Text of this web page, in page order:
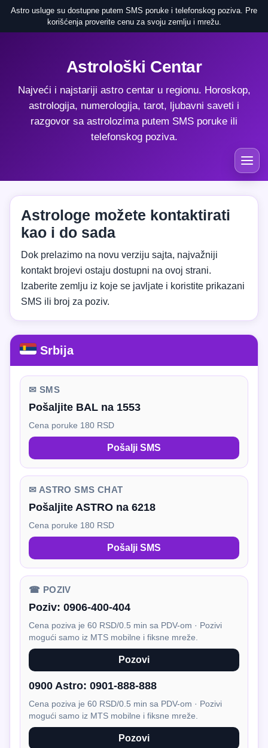
Astro usluge su dostupne putem SMS poruke i telefonskog poziva. Pre
korišćenja proverite cenu za svoju zemlju i mrežu.
Astrološki Centar
Najveći i najstariji astro centar u regionu. Horoskop,
astrologija, numerologija, tarot, ljubavni saveti i
razgovor sa astrolozima putem SMS poruke ili
telefonskog poziva.
Astrologe možete kontaktirati
kao i do sada
Dok prelazimo na novu verziju sajta, najvažniji
kontakt brojevi ostaju dostupni na ovoj strani.
Izaberite zemlju iz koje se javljate i koristite prikazani
SMS ili broj za poziv.
Srbija
✉ SMS
Pošaljite BAL na 1553
Cena poruke 180 RSD
Pošalji SMS
✉ ASTRO SMS CHAT
Pošaljite ASTRO na 6218
Cena poruke 180 RSD
Pošalji SMS
☎ POZIV
Poziv: 0906-400-404
Cena poziva je 60 RSD/0.5 min sa PDV-om · Pozivi
mogući samo iz MTS mobilne i fiksne mreže.
Pozovi
0900 Astro: 0901-888-888
Cena poziva je 60 RSD/0.5 min sa PDV-om · Pozivi
mogući samo iz MTS mobilne i fiksne mreže.
Pozovi